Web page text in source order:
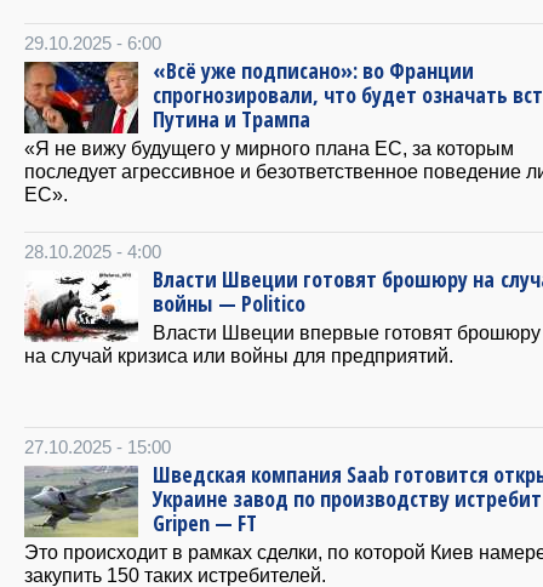
29.10.2025 - 6:00
«Всё уже подписано»: во Франции
спрогнозировали, что будет означать
Путина и Трампа
«Я не вижу будущего у мирного плана ЕС, за которым
последует агрессивное и безответственное поведение
ЕС».
28.10.2025 - 4:00
Власти Швеции готовят брошюру на
войны — Politico
Власти Швеции впервые готовят брошюру
на случай кризиса или войны для предприятий.
27.10.2025 - 15:00
Шведская компания Saab готовится
Украине завод по производству
Gripen — FT
Это происходит в рамках сделки, по которой Киев
закупить 150 таких истребителей.